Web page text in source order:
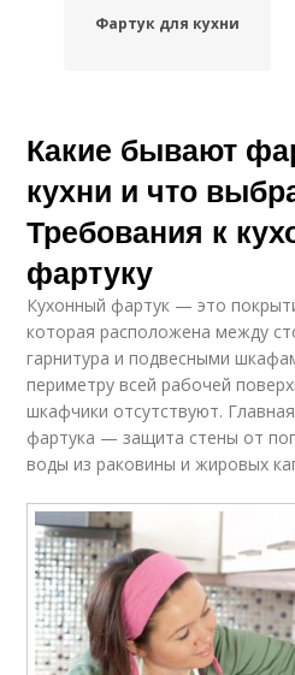
Фартук для кухни
Модные фартуки
Фартук на кухне
Самоклеющийся
фартук
Материал для
кухонного фартука
Какие бывают
кухни и что
Требования к
фартуку
Кухонный фартук — это
которая расположена между
гарнитура и подвесными
периметру всей рабочей
шкафчики отсутствуют.
фартука — защита стены от
воды из раковины и жировых